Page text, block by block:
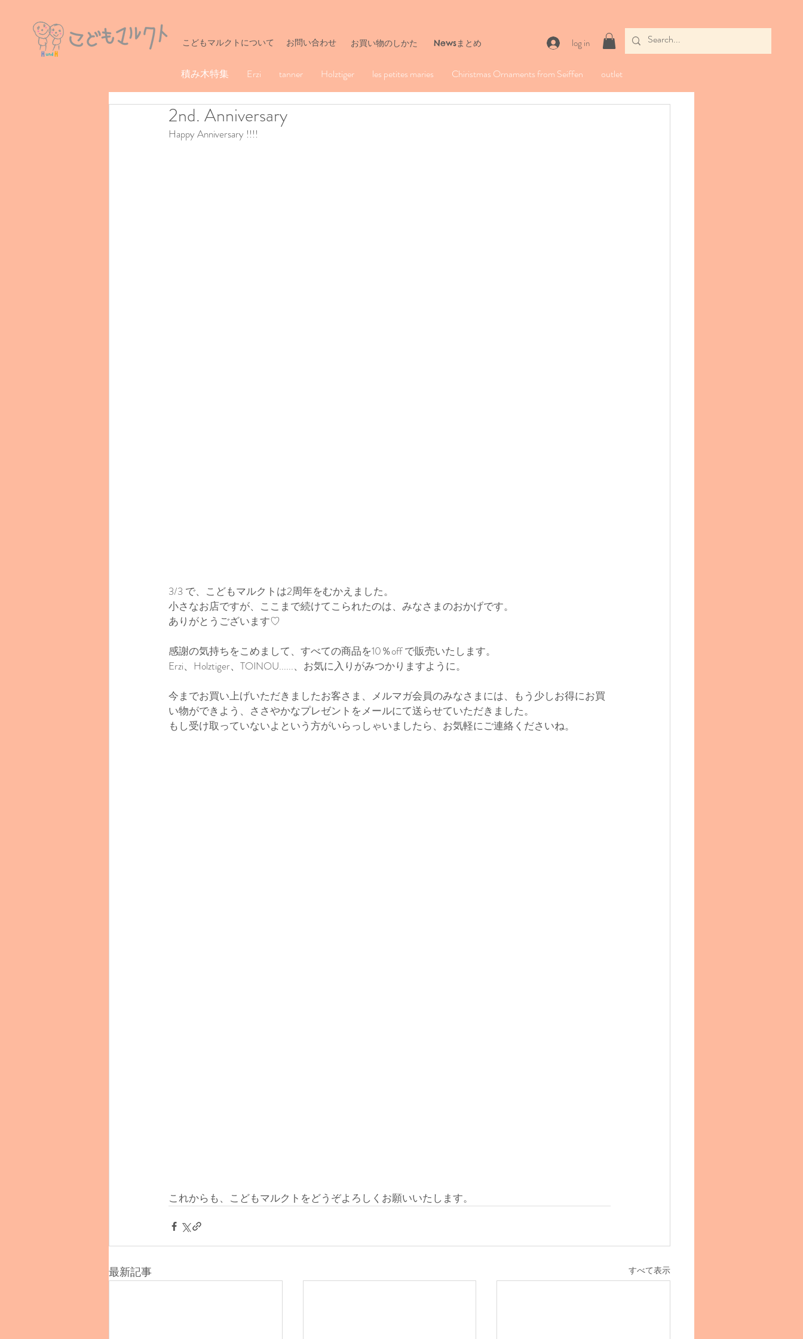
こどもマルクトについて お問い合わせ ​お買い物のしかた Newsまとめ log in
積み木特集 Erzi tanner Holztiger les petites maries Chiristmas Ornaments from Seiffen outlet
2nd. Anniversary
Happy Anniversary !!!!
3/3 で、こどもマルクトは2周年をむかえました。
小さなお店ですが、ここまで続けてこられたのは、みなさまのおかげです。
ありがとうございます♡
感謝の気持ちをこめまして、すべての商品を10％off で販売いたします。
Erzi、Holztiger、TOINOU......、お気に入りがみつかりますように。
今までお買い上げいただきましたお客さま、メルマガ会員のみなさまには、もう少しお得にお買
い物ができよう、ささやかなプレゼントをメールにて送らせていただきました。
もし受け取っていないよという方がいらっしゃいましたら、お気軽にご連絡くださいね。
これからも、こどもマルクトをどうぞよろしくお願いいたします。
最新記事 すべて表示